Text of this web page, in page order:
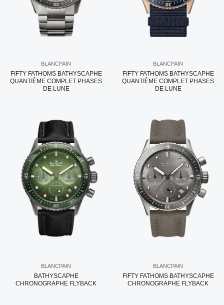
BLANCPAIN
FIFTY FATHOMS BATHYSCAPHE
QUANTIÈME COMPLET PHASES
DE LUNE
BLANCPAIN
FIFTY FATHOMS BATHYSCAPHE
QUANTIÈME COMPLET PHASES
DE LUNE
BLANCPAIN
BATHYSCAPHE
CHRONOGRAPHE FLYBACK
BLANCPAIN
FIFTY FATHOMS BATHYSCAPHE
CHRONOGRAPHE FLYBACK